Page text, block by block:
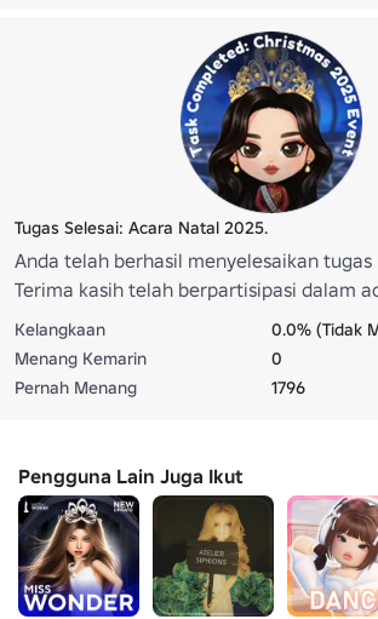
Tugas Selesai: Acara Natal 2025.
Anda telah berhasil menyelesaikan tugas
Terima kasih telah berpartisipasi dalam
khusus ini. Upaya dan dedikasi Anda
menyebarkan sukacita dan semangat
musim.
Kelangkaan
0.0% (Tidak
Menang Kemarin
0
Pernah Menang
1796
Pengguna Lain Juga Ikut